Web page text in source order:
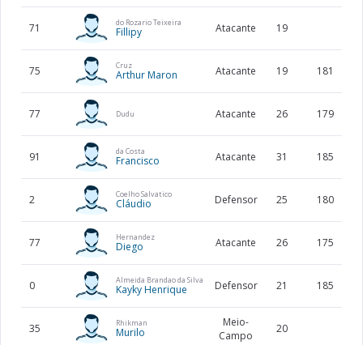
71 do Rozario Teixeira
Fillipy Atacante 19
75 Cruz
Arthur Maron Atacante 19 181
77 Dudu Atacante 26 179
91 da Costa
Francisco Atacante 31 185
2 Coelho Salvatico
Cláudio Defensor 25 180
77 Hernandez
Diego Atacante 26 175
0 Almeida Brandao da Silva
Kayky Henrique Defensor 21 185
35 Rhikman
Murilo
Meio-
Campo
20